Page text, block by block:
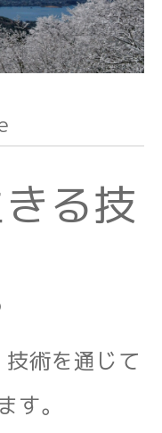
る技
術を通じて
す。